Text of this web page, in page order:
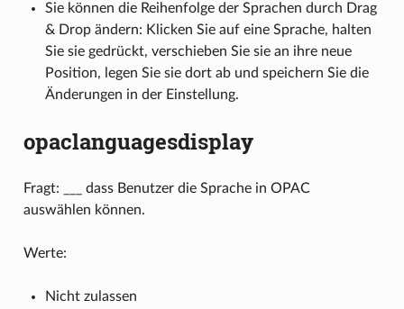
Sie können die Reihenfolge der Sprachen durch Drag
& Drop ändern: Klicken Sie auf eine Sprache, halten
Sie sie gedrückt, verschieben Sie sie an ihre neue
Position, legen Sie sie dort ab und speichern Sie die
Änderungen in der Einstellung.
opaclanguagesdisplay
Fragt: ___ dass Benutzer die Sprache in OPAC
auswählen können.
Werte:
Nicht zulassen